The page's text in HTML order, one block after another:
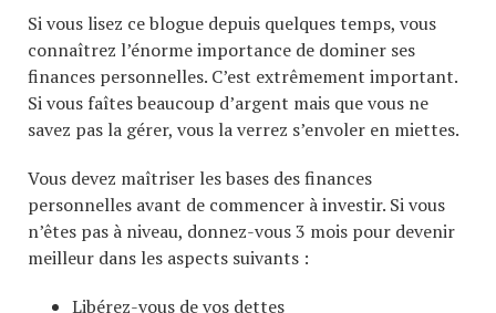
Si vous lisez ce blogue depuis quelques temps, vous
connaîtrez l’énorme importance de dominer ses
finances personnelles. C’est extrêmement important.
Si vous faîtes beaucoup d’argent mais que vous ne
savez pas la gérer, vous la verrez s’envoler en miettes.
Vous devez maîtriser les bases des finances
personnelles avant de commencer à investir. Si vous
n’êtes pas à niveau, donnez-vous 3 mois pour devenir
meilleur dans les aspects suivants :
Libérez-vous de vos dettes